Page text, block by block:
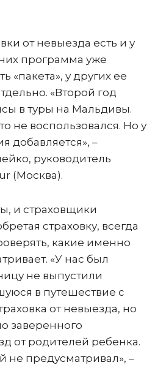
от невыезда есть и у
программа уже
«пакета», у других ее
«Второй год
в туры на Мальдивы.
не воспользовался. Но у
добавляется», –
руководитель
(Москва).
и страховщики
страховку, всегда
какие именно
«У нас был
не выпустили
в путешествие с
от невыезда, но
заверенного
от родителей ребенка.
не предусматривал», –